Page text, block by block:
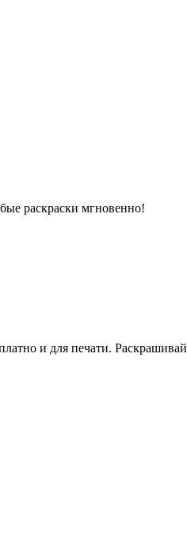
раскраски мгновенно!
и для печати.